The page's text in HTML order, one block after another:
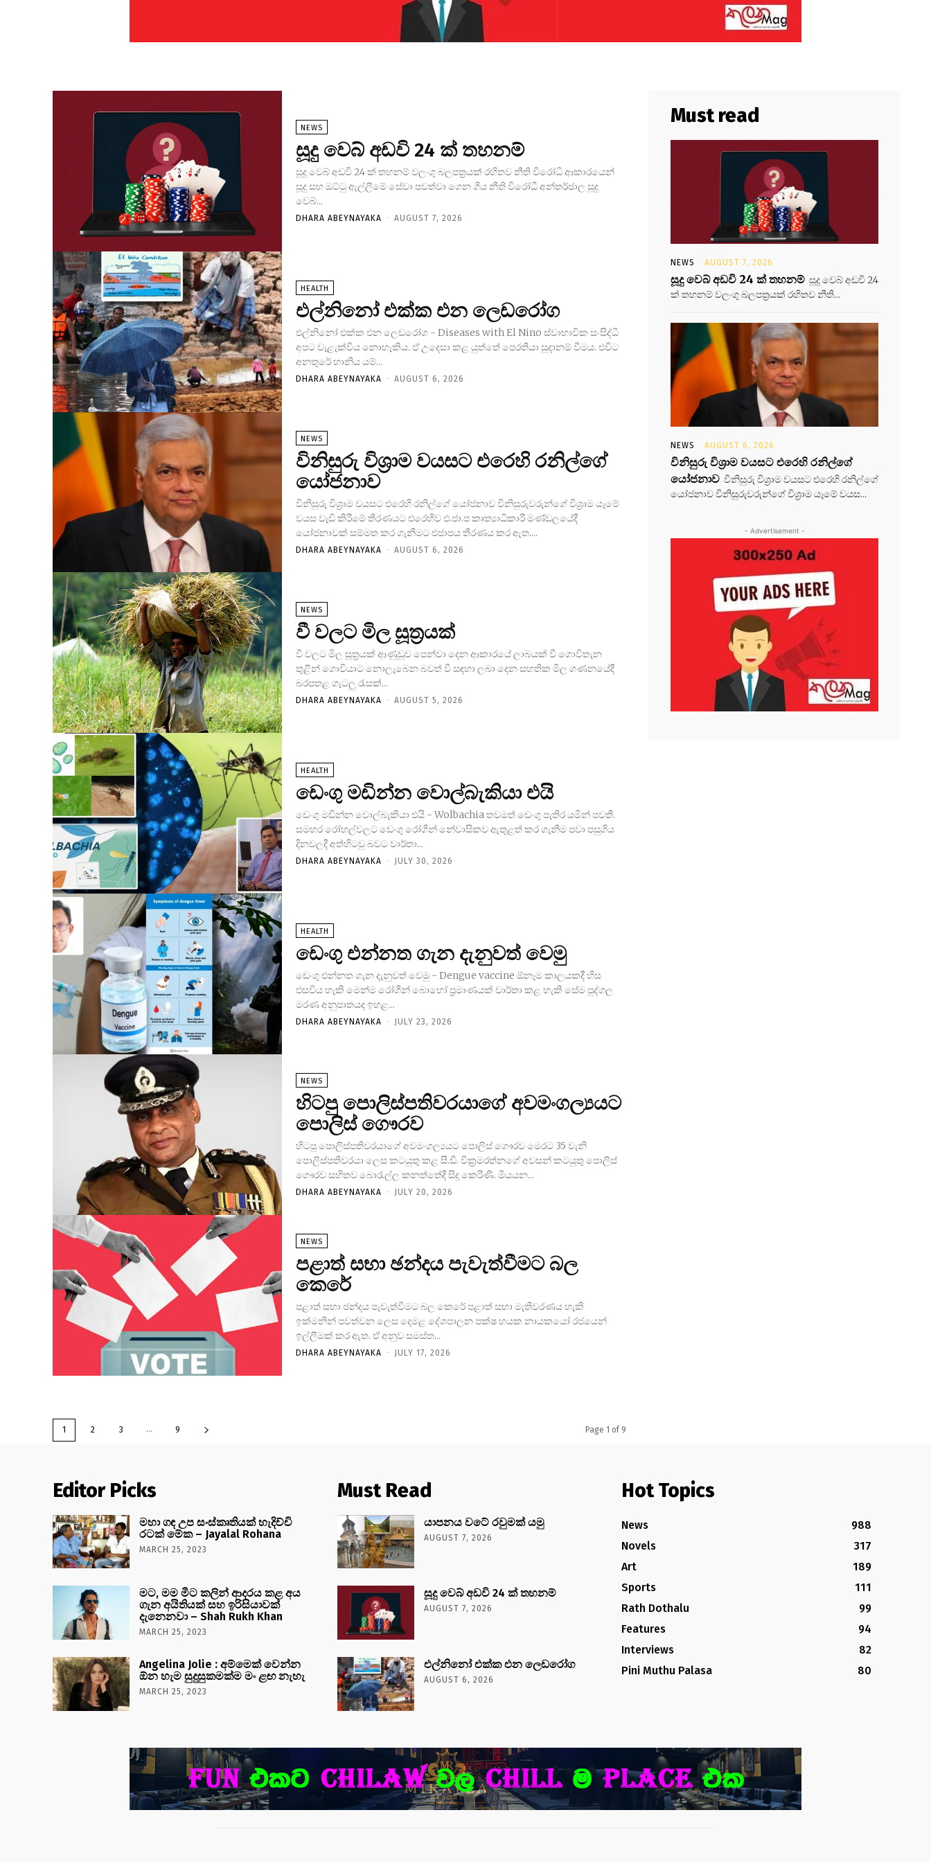
NEWS
සූදු වෙබ් අඩවි 24 ක් තහනම්
සූදු වෙබ් අඩවි 24 ක් තහනම් වලංගු බලපත්‍රයක් රහිතව නීති විරෝධි ආකාරයෙන්
සූදු සහ ඔට්ටු ඇල්ලීමේ සේවා පවත්වා ගෙන ගිය නීති විරෝධී අන්තර්ජාල සූදු
වෙබ්...
DHARA ABEYNAYAKA - AUGUST 7, 2026
HEALTH
එල්නිනෝ එක්ක එන ලෙඩරෝග
එල්නිනෝ එක්ක එන ලෙඩරෝග - Diseases with El Nino ස්වාභාවික සංසිද්ධි
අපට වැළැක්විය නොහැකිය. ඒ උදෙසා කළ යුත්තේ පෙරතියා සූදානම් වීමය. එවිට
අනතුරේ හානිය යම්...
DHARA ABEYNAYAKA - AUGUST 6, 2026
NEWS
විනිසුරු විශ්‍රාම වයසට එරෙහි රනිල්ගේ
යෝජනාව
විනිසුරු විශ්‍රාම වයසට එරෙහි රනිල්ගේ යෝජනාව විනිසුරුවරුන්ගේ විශ්‍රාම යෑමේ
වයස වැඩි කිරීමේ තීරණයට එරෙහිව එ.ජා.ප කෘත්‍යාධිකාරී මණ්ඩලයේදී
යෝජනාවක් සම්මත කර ගැනීමට එජාපය තීරණය කර ඇත....
DHARA ABEYNAYAKA - AUGUST 6, 2026
NEWS
වී වලට මිල සූත්‍රයක්
වී වලට මිල සූත්‍රයක් ආණුඩුව පෙන්වා දෙන ආකාරයේ ලාබයක් වී ගොවිතැන
තුළින් ගොවියාට නොලැබෙන බවත් වී සඳහා ලබා දෙන සහතික මිල ගණනයේදී
බරපතළ ගැටලු රැසක්...
DHARA ABEYNAYAKA - AUGUST 5, 2026
HEALTH
ඩෙංගු මඩින්න වොල්බැකියා එයි
ඩෙංගු මඩින්න වොල්බැකියා එයි - Wolbachia තවමත් ඩෙංගු පැතිර යමින් පවතී.
සමහර රෝහල්වලට ඩෙංගු රෝගීන් නේවාසිකව ඇතුළත් කර ගැනීම පවා පසුගිය
දිනවලදී අත්හිටවු බවට වාර්තා...
DHARA ABEYNAYAKA - JULY 30, 2026
HEALTH
ඩෙංගු එන්නත ගැන දැනුවත් වෙමු
ඩෙංගු එන්නත ගැන දැනුවත් වෙමු - Dengue vaccine ඕනෑම කාලයකදී හිස
එසවිය හැකි මෙන්ම රෝගීන් බොහෝ ප්‍රමාණයක් වාර්තා කළ හැකි සේම පුද්ගල
මරණ අනුපාතයද ඉහළ...
DHARA ABEYNAYAKA - JULY 23, 2026
NEWS
හිටපු පොලිස්පතිවරයාගේ අවමංගල්‍යයට
පොලිස් ගෞරව
හිටපු පොලිස්පතිවරයාගේ අවමංගල්‍යයට පොලිස් ගෞරව මෙරට 35 වැනි
පොලිස්පතිවරයා ලෙස කටයුතු කළ සී.ඩී. වික්‍රමරත්නගේ අවසන් කටයුතු පොලිස්
ගෞරව සහිතව බොරැල්ල කනත්තේදී සිදු කෙරිණි. මියයන...
DHARA ABEYNAYAKA - JULY 20, 2026
NEWS
පළාත් සභා ඡන්දය පැවැත්වීමට බල
කෙරේ
පළාත් සභා ඡන්දය පැවැත්වීමට බල කෙරේ පළාත් සභා මැතිවරණය හැකි
ඉක්මනින් පවත්වන ලෙස දෙමළ දේශපාලන පක්ෂ හයක නායකයෝ රජයෙන්
ඉල්ලීමක් කර ඇත. ඒ අනුව සමස්ත...
DHARA ABEYNAYAKA - JULY 17, 2026
1 2 3 ... 9 Page 1 of 9
Must read
NEWS AUGUST 7, 2026
සූදු වෙබ් අඩවි 24 ක් තහනම් සූදු වෙබ් අඩවි 24
ක් තහනම් වලංගු බලපත්‍රයක් රහිතව නීති...
NEWS AUGUST 6, 2026
විනිසුරු විශ්‍රාම වයසට එරෙහි රනිල්ගේ
යෝජනාව විනිසුරු විශ්‍රාම වයසට එරෙහි රනිල්ගේ
යෝජනාව විනිසුරුවරුන්ගේ විශ්‍රාම යෑමේ වයස...
- Advertisement -
Editor Picks
මහා ගඳ උප සංස්කෘතියක් හැදිච්චි
රටක් මේක – Jayalal Rohana
MARCH 25, 2023
මට, මම මීට කලින් ආදරය කළ අය
ගැන අයිතියක් සහ ඉරිසියාවක්
දැනෙනවා – Shah Rukh Khan
MARCH 25, 2023
Angelina Jolie : අම්මෙක් වෙන්න
ඕන හැම සුදුසුකමක්ම මං ළඟ නැහැ
MARCH 25, 2023
Must Read
යාපනය වටේ රවුමක් යමු
AUGUST 7, 2026
සූදු වෙබ් අඩවි 24 ක් තහනම්
AUGUST 7, 2026
එල්නිනෝ එක්ක එන ලෙඩරෝග
AUGUST 6, 2026
Hot Topics
News
988
Novels
317
Art
189
Sports
111
Rath Dothalu
99
Features
94
Interviews
82
Pini Muthu Palasa
80